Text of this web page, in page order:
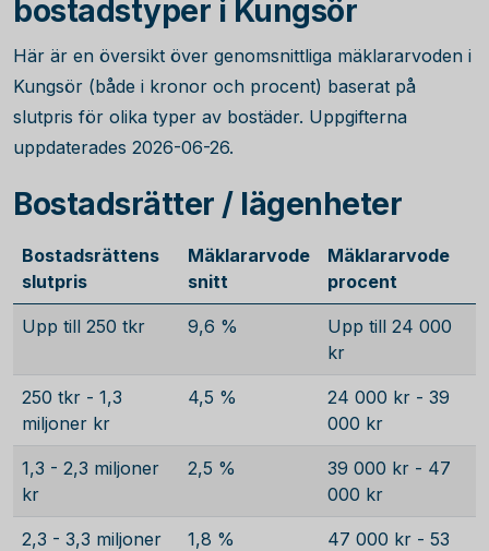
bostadstyper i Kungsör
Här är en översikt över genomsnittliga mäklararvoden i
Kungsör (både i kronor och procent) baserat på
slutpris för olika typer av bostäder. Uppgifterna
uppdaterades 2026-06-26.
Bostadsrätter / lägenheter
Bostadsrättens
slutpris
Mäklararvode
snitt
Mäklararvode
procent
Upp till 250 tkr 9,6 %
Upp till 24 000
kr
250 tkr - 1,3
miljoner kr
4,5 %
24 000 kr - 39
000 kr
1,3 - 2,3 miljoner
kr
2,5 %
39 000 kr - 47
000 kr
2,3 - 3,3 miljoner
1,8 %
47 000 kr - 53